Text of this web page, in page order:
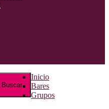
Inicio
Bares
Grupos